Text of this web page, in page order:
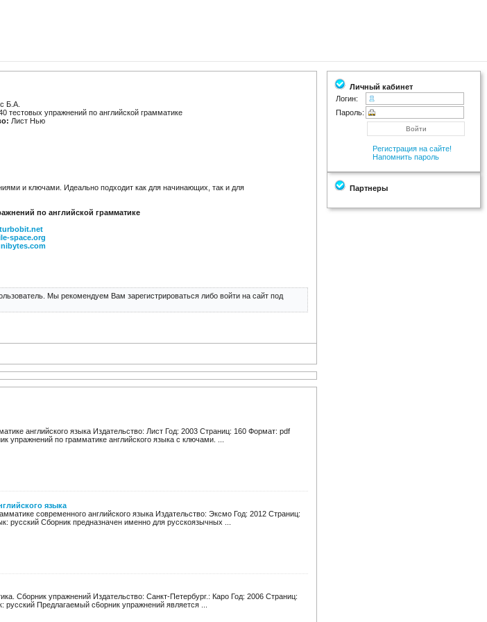
Б.А.
тестовых упражнений по английской грамматике
Лист Нью
и ключами. Идеально подходит как для начинающих, так и для
по английской грамматике
turbobit.net
space.org
Мы рекомендуем Вам зарегистрироваться либо войти на сайт под
английского языка Издательство: Лист Год: 2003 Страниц: 160 Формат: pdf
по грамматике английского языка с ключами. ...
языка
современного английского языка Издательство: Эксмо Год: 2012 Страниц:
Сборник предназначен именно для русскоязычных ...
Сборник упражнений Издательство: Санкт-Петербург.: Каро Год: 2006 Страниц:
Предлагаемый с6орник упражнений является ...
Личный кабинет
Логин:
Пароль:
Регистрация на сайте!
Напомнить пароль
Партнеры